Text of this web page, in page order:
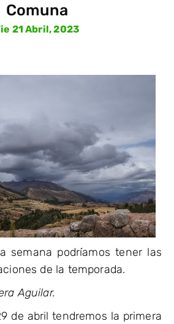
Comuna
21 Abril, 2023
semana podríamos tener las
de la temporada.
Aguilar.
de abril tendremos la primera